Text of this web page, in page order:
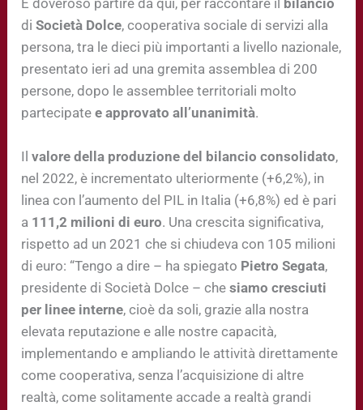
È doveroso partire da qui, per raccontare il bilancio
diSocietà Dolce, cooperativa sociale di servizi alla
persona, tra le dieci più importanti a livello nazionale,
presentato ieri ad una gremita assemblea di 200
persone, dopo le assemblee territoriali molto
partecipatee approvato all’unanimità.
Ilvalore della produzione del bilancio consolidato,
nel 2022, è incrementato ulteriormente (+6,2%), in
linea con l’aumento del PIL in Italia (+6,8%) ed è pari
a 111,2 milioni di euro. Una crescita significativa,
rispetto ad un 2021 che si chiudeva con 105 milioni
di euro: “Tengo a dire – ha spiegato Pietro Segata,
presidente di Società Dolce – chesiamo cresciuti
per linee interne, cioè da soli, grazie alla nostra
elevata reputazione e alle nostre capacità,
implementando e ampliando le attività direttamente
come cooperativa, senza l’acquisizione di altre
realtà, come solitamente accade a realtà grandi